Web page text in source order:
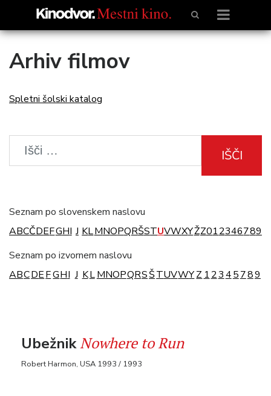
Arhiv filmov
Spletni šolski katalog
IŠČI
Seznam po slovenskem naslovu
ABCČDEFGHI J KLMNOPQRŠSTUVWXYŽZ012346789
Seznam po izvornem naslovu
ABCDEFGHI J KLMNOPQRSŠTUVWYZ 1 2345789
UbežnikNowhere to Run
Robert Harmon, USA 1993 / 1993